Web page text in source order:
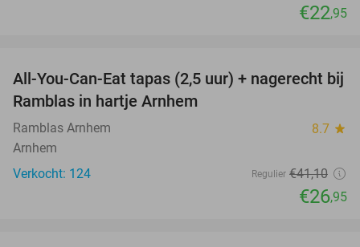
€22,95
34%
All-You-Can-Eat tapas (2,5 uur) + nagerecht bij
Ramblas in hartje Arnhem
Ramblas Arnhem 8.7 star
Arnhem
Verkocht: 124
Regulier €41,10
€26,95